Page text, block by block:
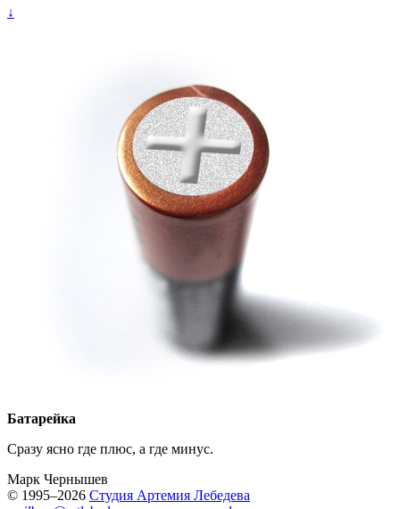
↓
Батарейка
Сразу ясно где плюс, а где минус.
Марк Чернышев
© 1995–2026 Студия Артемия Лебедева